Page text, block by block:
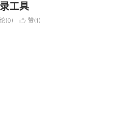
工具
(0)  赞(1 )